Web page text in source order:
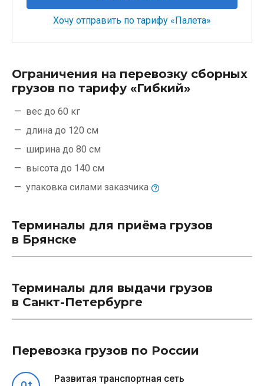
Хочу отправить по тарифу «Палета»
Ограничения на перевозку сборных
грузов по тарифу «Гибкий»
вес до 60 кг
длина до 120 см
ширина до 80 см
высота до 140 см
упаковка силами заказчика
Терминалы для приёма грузов
в Брянске
Терминалы для выдачи грузов
в Санкт-Петербурге
Перевозка грузов по России
Развитая транспортная сеть